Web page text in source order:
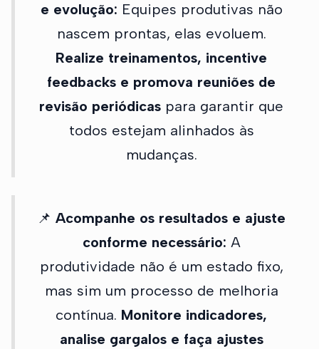
e evolução: Equipes produtivas não
nascem prontas, elas evoluem.
Realize treinamentos, incentive
feedbacks e promova reuniões de
revisão periódicas para garantir que
todos estejam alinhados às
mudanças.
📌 Acompanhe os resultados e ajuste
conforme necessário: A
produtividade não é um estado fixo,
mas sim um processo de melhoria
contínua. Monitore indicadores,
analise gargalos e faça ajustes